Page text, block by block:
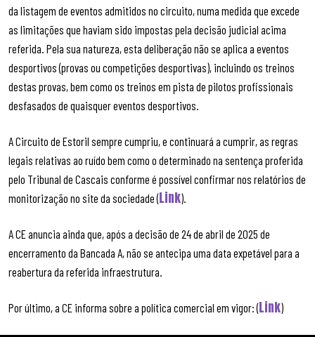
da listagem de eventos admitidos no circuito, numa medida que excede
as limitações que haviam sido impostas pela decisão judicial acima
referida. Pela sua natureza, esta deliberação não se aplica a eventos
desportivos (provas ou competições desportivas), incluindo os treinos
destas provas, bem como os treinos em pista de pilotos profissionais
desfasados de quaisquer eventos desportivos.
A Circuito de Estoril sempre cumpriu, e continuará a cumprir, as regras
legais relativas ao ruído bem como o determinado na sentença proferida
pelo Tribunal de Cascais conforme é possível confirmar nos relatórios de
monitorização no site da sociedade (Link).
A CE anuncia ainda que, após a decisão de 24 de abril de 2025 de
encerramento da Bancada A, não se antecipa uma data expetável para a
reabertura da referida infraestrutura.
Por último, a CE informa sobre a política comercial em vigor: (Link)